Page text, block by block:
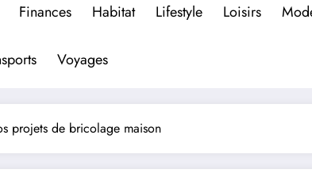
Finances Habitat Lifestyle Loisirs
Voyages
projets de bricolage maison